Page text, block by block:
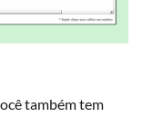
também tem